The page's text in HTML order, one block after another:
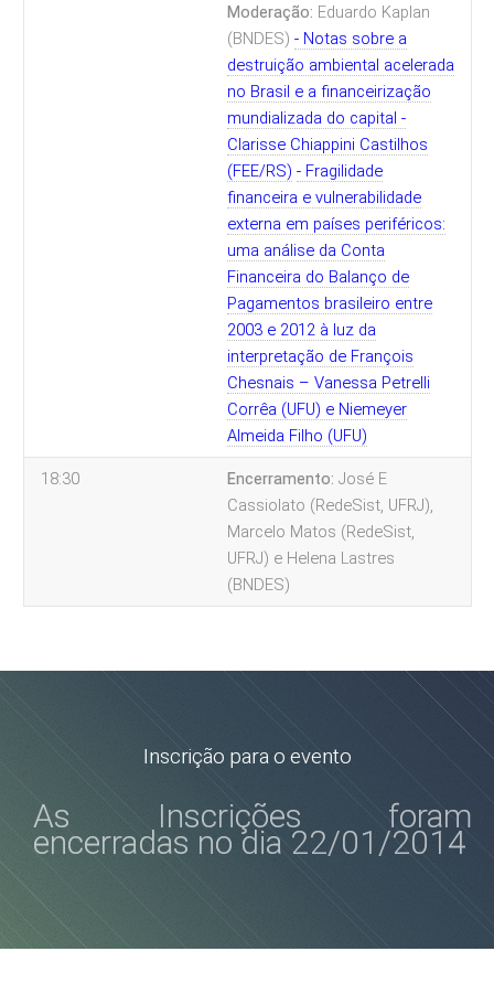
Moderação: Eduardo Kaplan
(BNDES) - Notas sobre a
destruição ambiental acelerada
no Brasil e a financeirização
mundializada do capital -
Clarisse Chiappini Castilhos
(FEE/RS) - Fragilidade
financeira e vulnerabilidade
externa em países periféricos:
uma análise da Conta
Financeira do Balanço de
Pagamentos brasileiro entre
2003 e 2012 à luz da
interpretação de François
Chesnais – Vanessa Petrelli
Corrêa (UFU) e Niemeyer
Almeida Filho (UFU)
18:30 Encerramento: José E
Cassiolato (RedeSist, UFRJ),
Marcelo Matos (RedeSist,
UFRJ) e Helena Lastres
(BNDES)
Inscrição para o evento
As Inscrições foram
encerradas no dia 22/01/2014